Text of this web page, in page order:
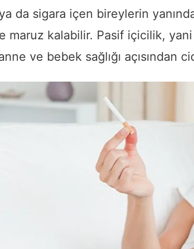
da sigara içen bireylerin
maruz kalabilir. Pasif içicilik, yani
ve bebek sağlığı açısından